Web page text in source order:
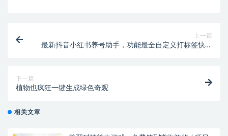
上一篇
最新抖音小红书养号助手，功能最全自定义打标签快速
下一篇
植物也疯狂一键生成绿色奇观
相关文章